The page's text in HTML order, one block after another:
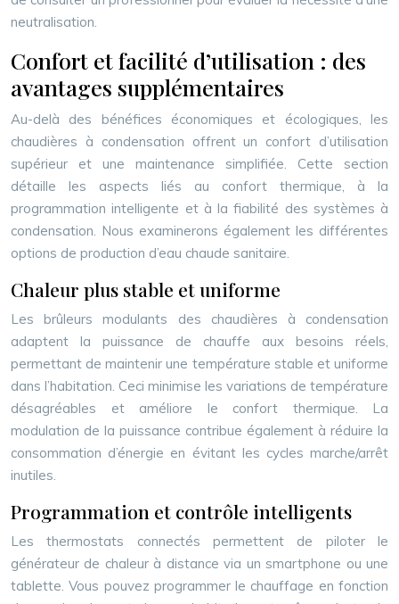
neutralisation.
Confort et facilité d’utilisation : des
avantages supplémentaires
Au-delà des bénéfices économiques et écologiques, les
chaudières à condensation offrent un confort d’utilisation
supérieur et une maintenance simplifiée. Cette section
détaille les aspects liés au confort thermique, à la
programmation intelligente et à la fiabilité des systèmes à
condensation. Nous examinerons également les différentes
options de production d’eau chaude sanitaire.
Chaleur plus stable et uniforme
Les brûleurs modulants des chaudières à condensation
adaptent la puissance de chauffe aux besoins réels,
permettant de maintenir une température stable et uniforme
dans l’habitation. Ceci minimise les variations de température
désagréables et améliore le confort thermique. La
modulation de la puissance contribue également à réduire la
consommation d’énergie en évitant les cycles marche/arrêt
inutiles.
Programmation et contrôle intelligents
Les thermostats connectés permettent de piloter le
générateur de chaleur à distance via un smartphone ou une
tablette. Vous pouvez programmer le chauffage en fonction